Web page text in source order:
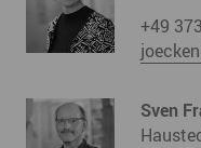
+49
Sven